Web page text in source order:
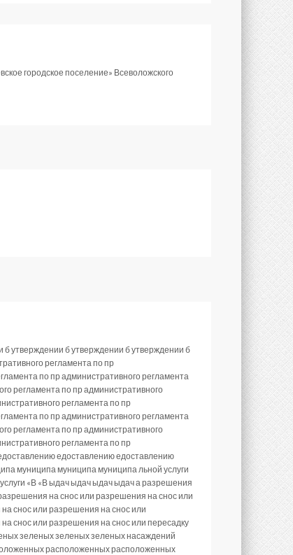
городское поселение» Всеволожского
утверждении б утверждении б утверждении б
регламента по пр
по пр административного регламента
регламента по пр административного
регламента по пр
по пр административного регламента
регламента по пр административного
регламента по пр
едоставлению едоставлению
муниципа муниципа муниципа льной услуги
услуги «В «В ыдач ыдач ыдач ыдач а разрешения
на снос или разрешения на снос или
снос или разрешения на снос или
снос или разрешения на снос или пересадку
зеленых зеленых зеленых насаждений
расположенных расположенных